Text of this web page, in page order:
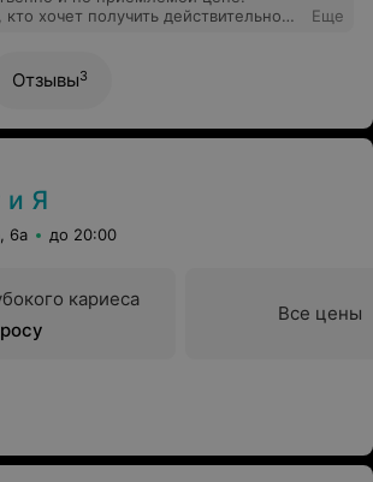
хочет получить действительно
Еще
Отзывы3
и Я
6а до 20:00
кариеса
Все цены